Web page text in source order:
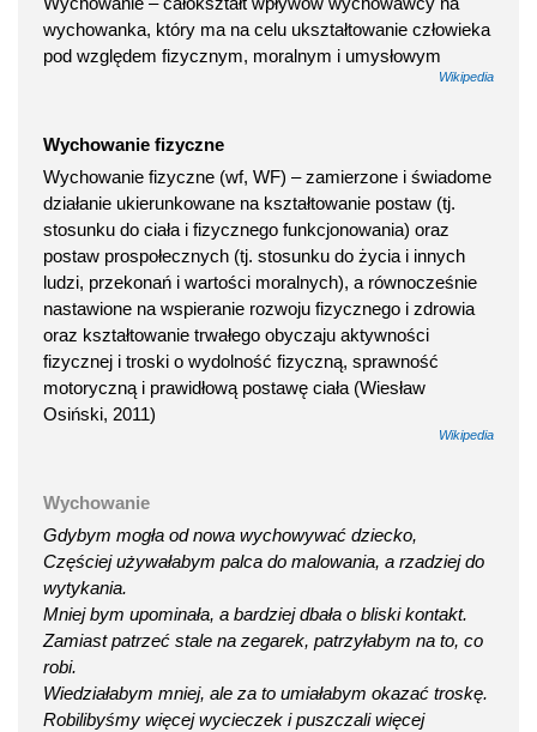
wychowanka, który ma na celu ukształtowanie człowieka
pod względem fizycznym, moralnym i umysłowym
Wikipedia
Wychowanie fizyczne
Wychowanie fizyczne (wf, WF) – zamierzone i świadome
działanie ukierunkowane na kształtowanie postaw (tj.
stosunku do ciała i fizycznego funkcjonowania) oraz
postaw prospołecznych (tj. stosunku do życia i innych
ludzi, przekonań i wartości moralnych), a równocześnie
nastawione na wspieranie rozwoju fizycznego i zdrowia
oraz kształtowanie trwałego obyczaju aktywności
fizycznej i troski o wydolność fizyczną, sprawność
motoryczną i prawidłową postawę ciała (Wiesław
Osiński, 2011)
Wikipedia
Wychowanie
Gdybym mogła od nowa wychowywać dziecko,
Częściej używałabym palca do malowania, a rzadziej do
wytykania.
Mniej bym upominała, a bardziej dbała o bliski kontakt.
Zamiast patrzeć stale na zegarek, patrzyłabym na to, co
robi.
Wiedziałabym mniej, ale za to umiałabym okazać troskę.
Robilibyśmy więcej wycieczek i puszczali więcej